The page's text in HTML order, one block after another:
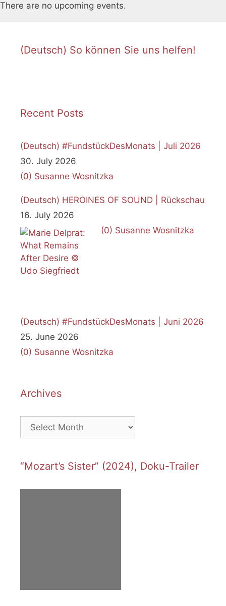
There are no upcoming events.
(Deutsch) So können Sie uns helfen!
Recent Posts
(Deutsch) #FundstückDesMonats | Juli 2026
30. July 2026
(0) Susanne Wosnitzka
(Deutsch) HEROINES OF SOUND | Rückschau
16. July 2026
(0) Susanne Wosnitzka
(Deutsch) #FundstückDesMonats | Juni 2026
25. June 2026
(0) Susanne Wosnitzka
Archives
Archives
“Mozart’s Sister” (2024), Doku-Trailer